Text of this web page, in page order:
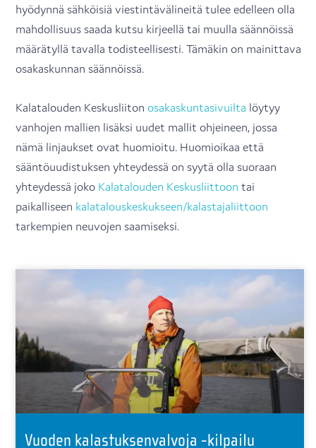
hyödynnä sähköisiä viestintävälineitä tulee edelleen olla
mahdollisuus saada kutsu kirjeellä tai muulla säännöissä
määrätyllä tavalla todisteellisesti. Tämäkin on mainittava
osakaskunnan säännöissä.
Kalatalouden Keskusliitonosakaskuntasivuilta löytyy
vanhojen mallien lisäksi uudet mallit ohjeineen, jossa
nämä linjaukset ovat huomioitu. Huomioikaa että
sääntöuudistuksen yhteydessä on syytä olla suoraan
yhteydessä joko Kalatalouden Keskusliittoon tai
paikalliseen kalatalouskeskukseen/kalastajaliittoon
tarkempien neuvojen saamiseksi.
Vuoden kalastuksenvalvoja -kilpailu